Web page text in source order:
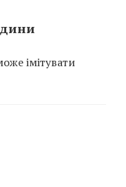
імітувати